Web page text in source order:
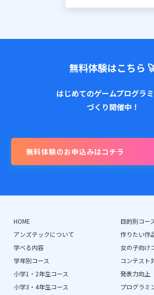
無料体験はこちら
はじめてのゲームプログラ
づくり開催中！
無料体験のお申込みはコチラ
HOME
アンズテックについて
学べる内容
学年別コース
小学1・2年生コース
小学3・4年生コース
目的別コー
作りたい作
女の子向け
コンテスト
発表力向上
プログラミ